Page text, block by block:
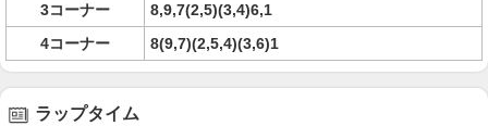
3コーナー
8,9,7(2,5)(3,4)6,1
4コーナー
8(9,7)(2,5,4)(3,6)1
ラップタイム